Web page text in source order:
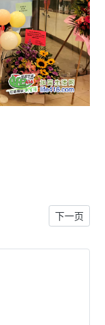
艳亮相（组图）下一篇文
下一页